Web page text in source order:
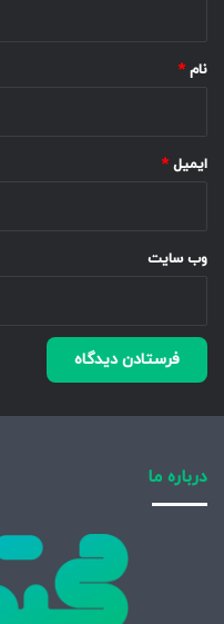
نام *
ایمیل *
وب‌ سایت
درباره ما